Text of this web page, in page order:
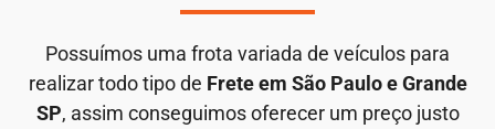
Possuímos uma frota variada de veículos para
realizar todo tipo de Frete em São Paulo e Grande
SP, assim conseguimos oferecer um preço justo